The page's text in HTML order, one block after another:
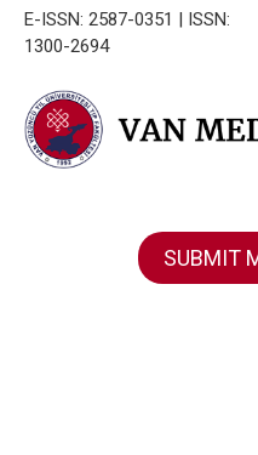
E-ISSN: 2587-0351 | ISSN:
1300-2694
SUBMIT